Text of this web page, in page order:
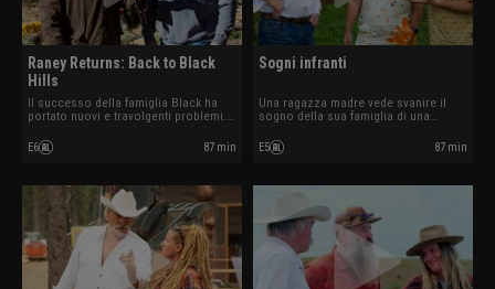
Raney Returns: Back to Black
Hills
Il successo della famiglia Black ha
portato nuovi e travolgenti problemi.
aiutarli a proteggersi dal
peggioramento delle condizioni
E6 87 min
Sogni infranti
Una ragazza madre vede svanire il
sogno della sua famiglia di una
Minacciati da cinghiali selvatici,
bambù invasivo e scarsità d’acqua, i
la sopravvivenza.
E5 87 min